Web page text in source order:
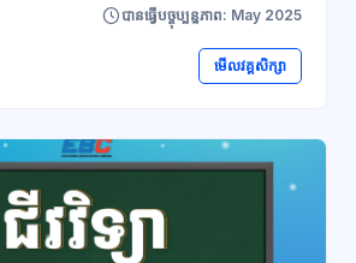
បានធ្វើបច្ចុប្បន្នភាព: May 2025
មើលវគ្គសិក្សា